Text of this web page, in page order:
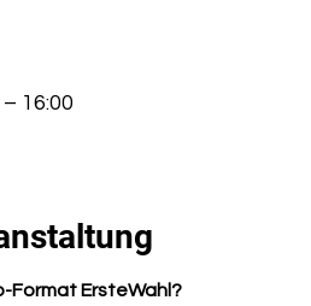
16:00
Format ErsteWahl?